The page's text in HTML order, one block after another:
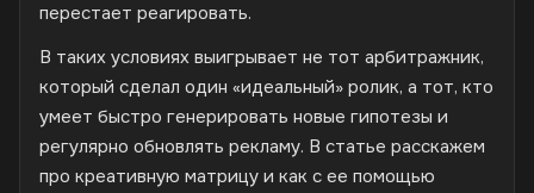
перестает реагировать.
В таких условиях выигрывает не тот арбитражник,
который сделал один «идеальный» ролик, а тот, кто
умеет быстро генерировать новые гипотезы и
регулярно обновлять рекламу. В статье расскажем
про креативную матрицу и как с ее помощью